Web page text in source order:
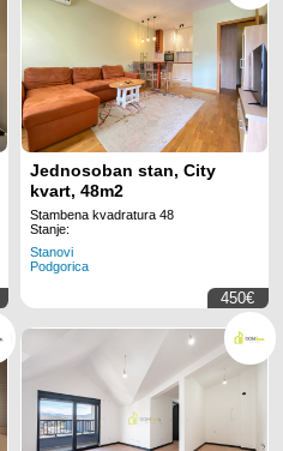
Jednosoban stan, City
kvart, 48m2
Stambena kvadratura 48
Stanje:
Stanovi
Podgorica
450€